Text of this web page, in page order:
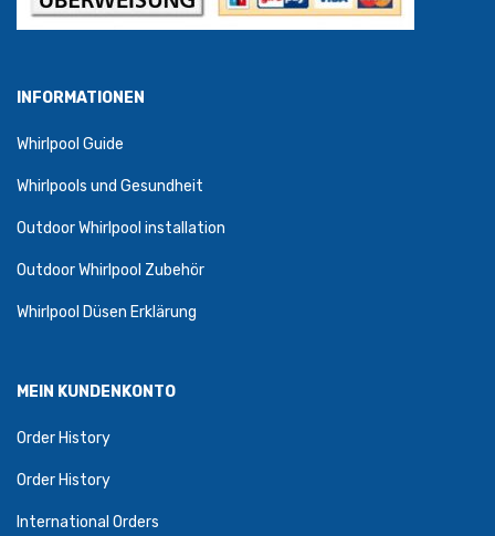
INFORMATIONEN
Whirlpool Guide
Whirlpools und Gesundheit
Outdoor Whirlpool installation
Outdoor Whirlpool Zubehör
Whirlpool Düsen Erklärung
MEIN KUNDENKONTO
Order History
Order History
International Orders